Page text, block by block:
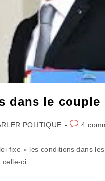
dans le couple
POLITIQUE 4
fixe « les conditions dans
celle-ci…